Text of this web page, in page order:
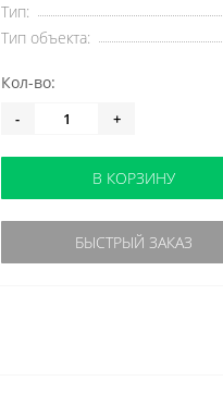
Тип:
Тип объекта:
Кол-во:
- +
В КОРЗИНУ
БЫСТРЫЙ ЗАКАЗ